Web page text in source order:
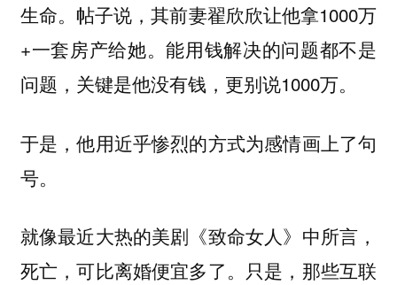
生命。帖子说，其前妻翟欣欣让他拿1000万
+一套房产给她。能用钱解决的问题都不是
问题，关键是他没有钱，更别说1000万。
于是，他用近乎惨烈的方式为感情画上了句
号。
就像最近大热的美剧《致命女人》中所言，
死亡，可比离婚便宜多了。 只是，那些互联